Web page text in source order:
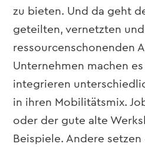
zu bieten. Und da geht
geteilten, vernetzten und
ressourcenschonenden
Unternehmen machen
integrieren
in ihren Mobilitätsmix.
oder der gute alte
Beispiele. Andere